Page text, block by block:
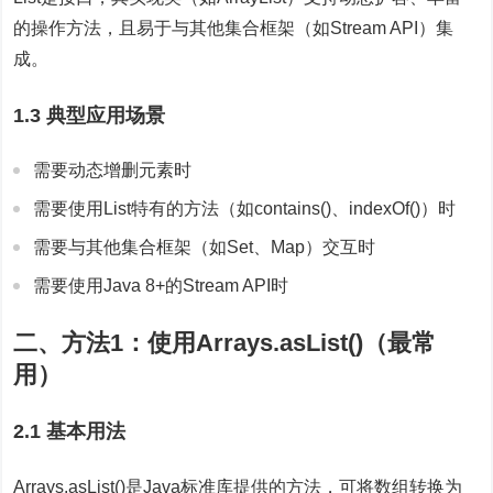
的操作方法，且易于与其他集合框架（如Stream API）集
成。
1.3 典型应用场景
需要动态增删元素时
需要使用List特有的方法（如contains()、indexOf()）时
需要与其他集合框架（如Set、Map）交互时
需要使用Java 8+的Stream API时
二、方法1：使用Arrays.asList()（最常
用）
2.1 基本用法
Arrays.asList()是Java标准库提供的方法，可将数组转换为